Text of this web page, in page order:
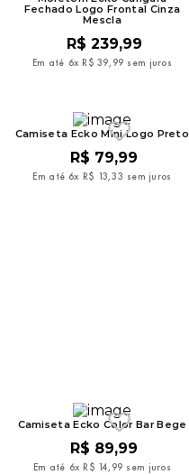
Fechado Logo Frontal Cinza
Mescla
R$ 239,99
Em até 6x R$ 39, 99 sem juros
Camiseta Ecko Mini Logo Preto
R$ 79,99
Em até 6x R$ 13,33 sem juros
Camiseta Ecko Color Bar Bege
R$ 89,99
Em até 6x R$ 14, 99 sem juros